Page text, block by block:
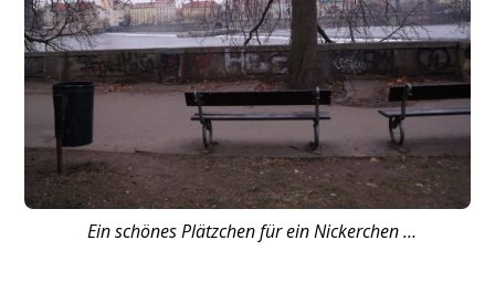
Ein schönes Plätzchen für ein Nickerchen …